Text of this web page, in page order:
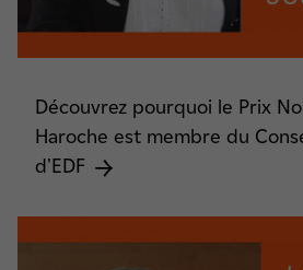
Découvrez pourquoi le Prix
Haroche est membre du
d'EDF